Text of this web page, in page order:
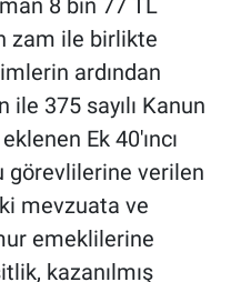
8 bin 77 TL
zam ile birlikte
ardından
ile 375 sayılı Kanun
Ek 40'ıncı
görevlilerine verilen
mevzuata ve
emeklilerine
kazanılmış